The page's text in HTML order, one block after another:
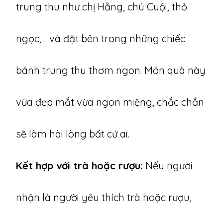
trung thu như chị Hằng, chú Cuội, thỏ
ngọc,… và đặt bên trong những chiếc
bánh trung thu thơm ngon. Món quà này
vừa đẹp mắt vừa ngon miệng, chắc chắn
sẽ làm hài lòng bất cứ ai.
Kết hợp với trà hoặc rượu: Nếu người
nhận là người yêu thích trà hoặc rượu,